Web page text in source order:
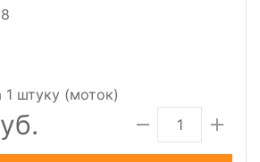
1 штуку (моток)